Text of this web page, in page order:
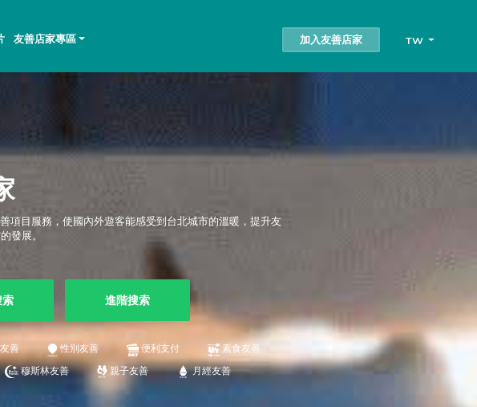
友善店家專區 加入友善店家 TW
項目服務，使國內外遊客能感受到台北城市的溫暖，提升友
發展。
進階搜索
善 性別友善 便利支付
素食友善
穆斯林友善 親子友善 月經友善